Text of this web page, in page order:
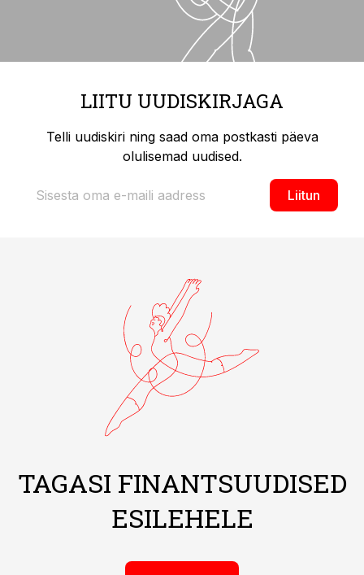
LIITU UUDISKIRJAGA
Telli uudiskiri ning saad oma postkasti päeva
olulisemad uudised.
Liitun
TAGASI FINANTSUUDISED
ESILEHELE